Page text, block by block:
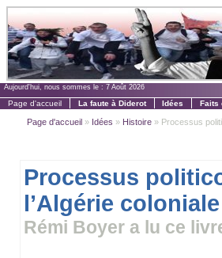
Aujourd'hui, nous sommes le : 7 Août 2026
Page d'accueil La faute à Diderot Idées Faits
Page d'accueil » Idées » Histoire » Processus
Processus
l’Algérie
Rémi Boyer a lu ce